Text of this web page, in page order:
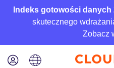
Indeks gotowości danych
skutecznego
Zobacz